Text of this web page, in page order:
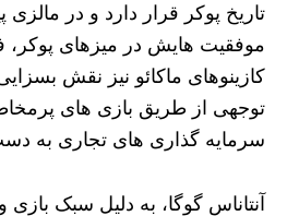
تاریخ پوکر قرار دارد و در مالزی
موفقیت‌ هایش در میزهای پوکر،
کازینوهای ماکائو نیز نقش
توجهی از طریق بازی‌ های
سرمایه‌ گذاری‌ های تجاری به
آنتاناس گوگا، به دلیل سبک